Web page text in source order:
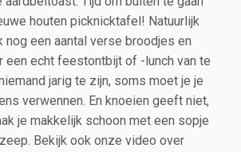
houten picknicktafel! Natuurlijk
nog een aantal verse broodjes en
een echt feestontbijt of -lunch van te
jarig te zijn, soms moet je je
verwennen. En knoeien geeft niet,
je makkelijk schoon met een sopje
Bekijk ook onze video over